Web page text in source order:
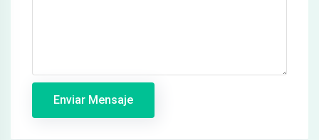
Enviar Mensaje